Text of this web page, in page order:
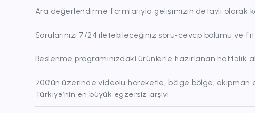
Ara değerlendirme formlarıyla gelişimizin detaylı olarak
Sorularınızı 7/24 iletebileceğiniz soru-cevap bölümü ve
Beslenme programınızdaki ürünlerle hazırlanan haftalık
700’ün üzerinde videolu hareketle, bölge bölge, ekipman
Türkiye’nin en büyük egzersiz arşivi